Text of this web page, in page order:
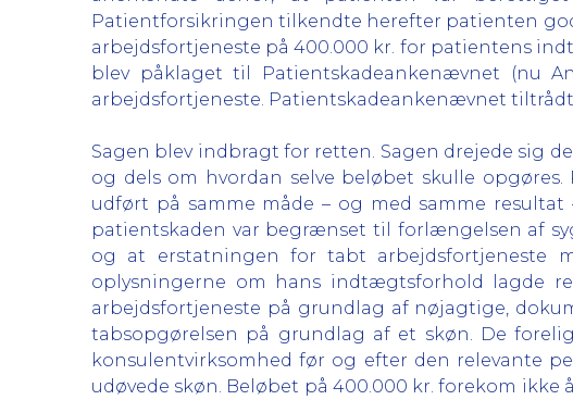
Patientforsikringen tilkendte herefter patienten
arbejdsfortjeneste på 400.000 kr. for patientens
blev påklaget til Patientskadeankenævnet (nu
arbejdsfortjeneste. Patientskadeankenævnet
Sagen blev indbragt for retten. Sagen drejede sig
og dels om hvordan selve beløbet skulle
udført på samme måde – og med samme
patientskaden var begrænset til forlængelsen af
og at erstatningen for tabt arbejdsfortjeneste
oplysningerne om hans indtægtsforhold lagde
arbejdsfortjeneste på grundlag af nøjagtige,
tabsopgørelsen på grundlag af et skøn. De
konsulentvirksomhed før og efter den relevante
udøvede skøn. Beløbet på 400.000 kr. forekom